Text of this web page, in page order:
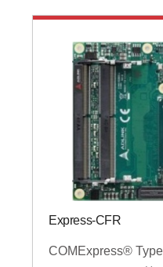
Express-CFR
COMExpress®